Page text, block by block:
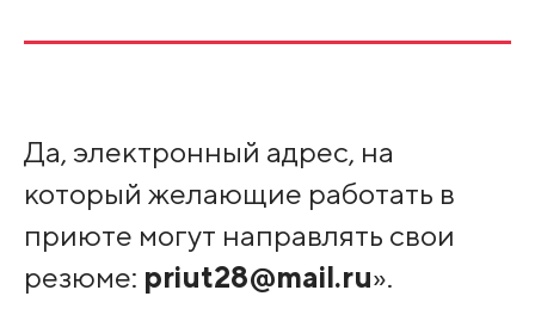
Да, электронный адрес, на
который желающие работать в
приюте могут направлять свои
резюме: priut28@mail.ru».